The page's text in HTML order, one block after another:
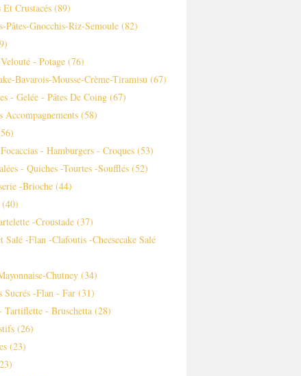
Et Crustacés (89)
Pâtes-Gnocchis-Riz-Semoule (82)
- Potage (76)
Bavarois-Mousse-Crème-Tiramisu (67)
- Gelée - Pâtes De Coing (67)
Accompagnements (58)
- Hamburgers - Croques (53)
- Quiches -tourtes -soufflés (52)
-brioche (44)
(40)
-croustade (37)
Salé -flan -clafoutis -cheesecake Salé
Chutney (34)
Sucrés -flan - Far (31)
Tartiflette - Bruschetta (28)
(26)
(23)